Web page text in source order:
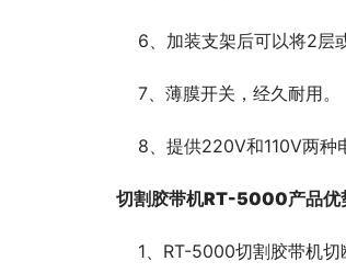
6、加装支架后可以将2层
	7、薄膜开关，经久耐用。
8、提供220V和110V两种
切割胶带机RT-5000产品优
1、RT-5000切割胶带机切